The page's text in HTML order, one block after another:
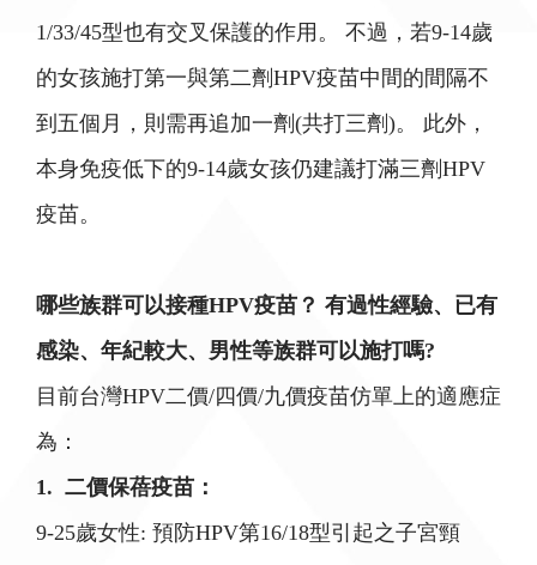
1/33/45型也有交叉保護的作用。 不過，若9-14歲
的女孩施打第一與第二劑HPV疫苗中間的間隔不
到五個月，則需再追加一劑(共打三劑)。 此外，
本身免疫低下的9-14歲女孩仍建議打滿三劑HPV
疫苗。
哪些族群可以接種HPV疫苗？ 有過性經驗、已有
感染、年紀較大、男性等族群可以施打嗎?
目前台灣HPV二價/四價/九價疫苗仿單上的適應症
為：
1. 二價保蓓疫苗：
9-25歲女性: 預防HPV第16/18型引起之子宮頸